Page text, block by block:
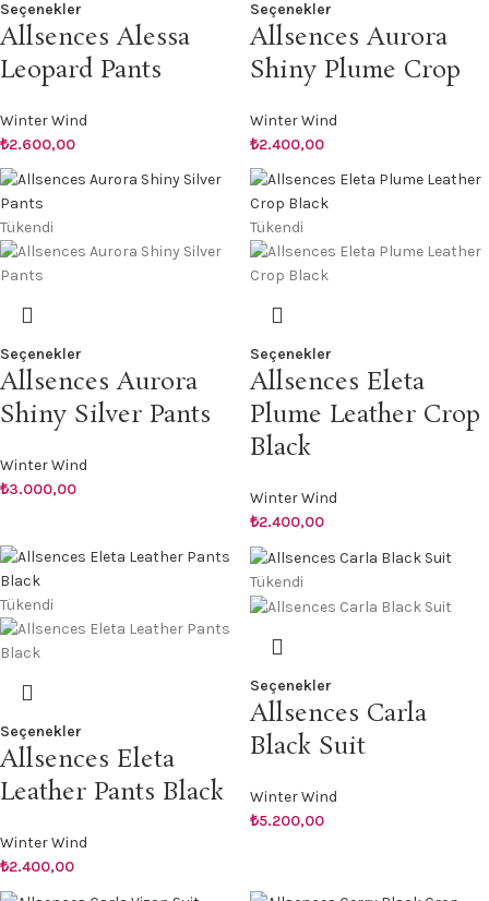
Seçenekler
Allsences Alessa
Leopard Pants
Winter Wind
₺2.600,00
Seçenekler
Allsences Aurora
Shiny Plume Crop
Winter Wind
₺2.400,00
Tükendi
Seçenekler
Allsences Aurora
Shiny Silver Pants
Winter Wind
₺3.000,00
Tükendi
Seçenekler
Allsences Eleta
Plume Leather Crop
Black
Winter Wind
₺2.400,00
Tükendi
Seçenekler
Allsences Eleta
Leather Pants Black
Winter Wind
₺2.400,00
Tükendi
Seçenekler
Allsences Carla
Black Suit
Winter Wind
₺5.200,00